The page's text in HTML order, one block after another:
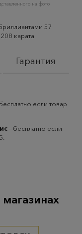
на фото
57
карата
Гарантия
если товар
– бесплатно если